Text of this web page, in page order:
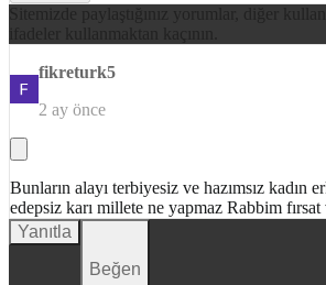
fikreturk5
2 ay önce
Bunların alayı terbiyesiz ve hazımsız
edepsiz karı millete ne yapmaz Rabbim fırsat
Yanıtla
Beğen